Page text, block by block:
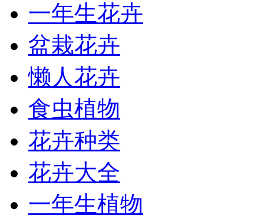
一年生花卉
盆栽花卉
懒人花卉
食虫植物
花卉种类
花卉大全
一年生植物